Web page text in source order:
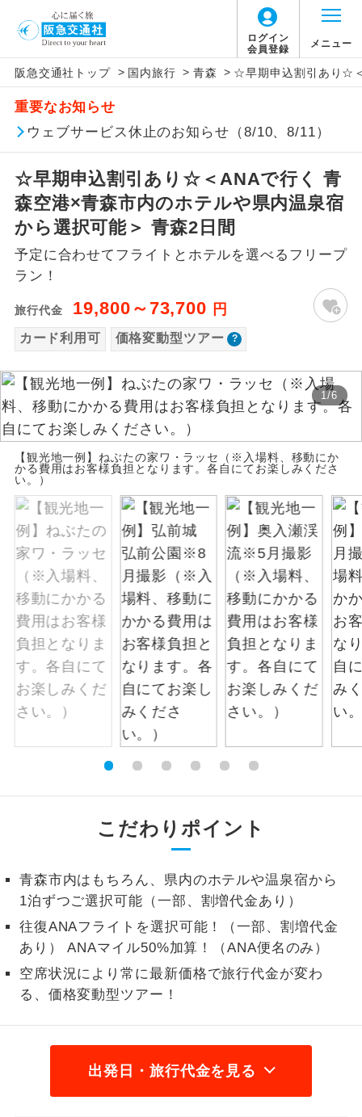
ログイン
会員登録
メニュー
阪急交通社トップ > 国内旅行 > 青森 > ☆早期申込割引あり☆
重要なお知らせ
ウェブサービス休止のお知らせ（8/10、8/11）
☆早期申込割引あり☆＜ANAで行く 青
森空港×青森市内のホテルや県内温泉宿
から選択可能＞ 青森2日間
予定に合わせてフライトとホテルを選べるフリープ
ラン！
旅行代金 19,800～73,700 円
カード利用可 価格変動型ツアー
1/6
【観光地一例】ねぶたの家ワ・ラッセ（※入場料、移動にか
かる費用はお客様負担となります。各自にてお楽しみくださ
い。）
こだわりポイント
青森市内はもちろん、県内のホテルや温泉宿から
1泊ずつご選択可能（一部、割増代金あり）
往復ANAフライトを選択可能！（一部、割増代金
あり） ANAマイル50%加算！（ANA便名のみ）
空席状況により常に最新価格で旅行代金が変わ
る、価格変動型ツアー！
出発日・旅行代金を見る
アイコン 説明
添乗員同行
往路出発空港（駅）から復路到着空港
（駅）まで同行します。
現地添乗員同
行
現地到着空港（駅）から最終日出発空港
（駅）まで添乗員が同行します。
バスガイド乗
務
バスガイドが乗務し、車内での観光案内
があります。
世界遺産
ユネスコに登録されている文化遺産や自
然遺産を訪ねるコースです。
絶景 絶景スポットに立ち寄るコースです。
温泉 温泉地にも宿泊するコースです。
ご宿泊ホテルに露天風呂が付いていま
す。
大浴場 ご宿泊ホテルに大浴場が付いています。
全てのお食事が付いていますので、お食
事の心配はいりません。（機内食を除
く）
お部屋食
お部屋にてゆっくりとお召し上がりいた
だけます。
トラベルイヤ
ホン
周りの音を気にせず、ガイドさんの説明
をじっくり聞くことができます。
1名様から出発可能な個人型プランで
す。
す。
スです。
1名様1室同代
金
コースです。
ご夫婦限定
ご夫婦限定でご参加いただけるコースで
す。
女性限定
年齢制限あり
ご参加にあたり年齢に制限があるコース
「価格変動型ツアー」に関するご案内
価格変動型ツアーとは
賃」を利用したツアーです。
お申し込み時期・ご利用便の空席状況に
よって料金が変動いたします。
以下の注意事項をあらかじめご了承いただき
ますようお願いいたします。
お支払いについて
お支払いは、クレジットカード決済のみとな
ります。
お申し込みの最後にクレジットカード決済を
していただき、決済手続き完了をもちまし
て、ご旅行の契約が成立となります。
ご予約方法について
ウェブ限定コースとなりますので、コールセ
ンター及びカウンターでのお申し込みはでき
ません。